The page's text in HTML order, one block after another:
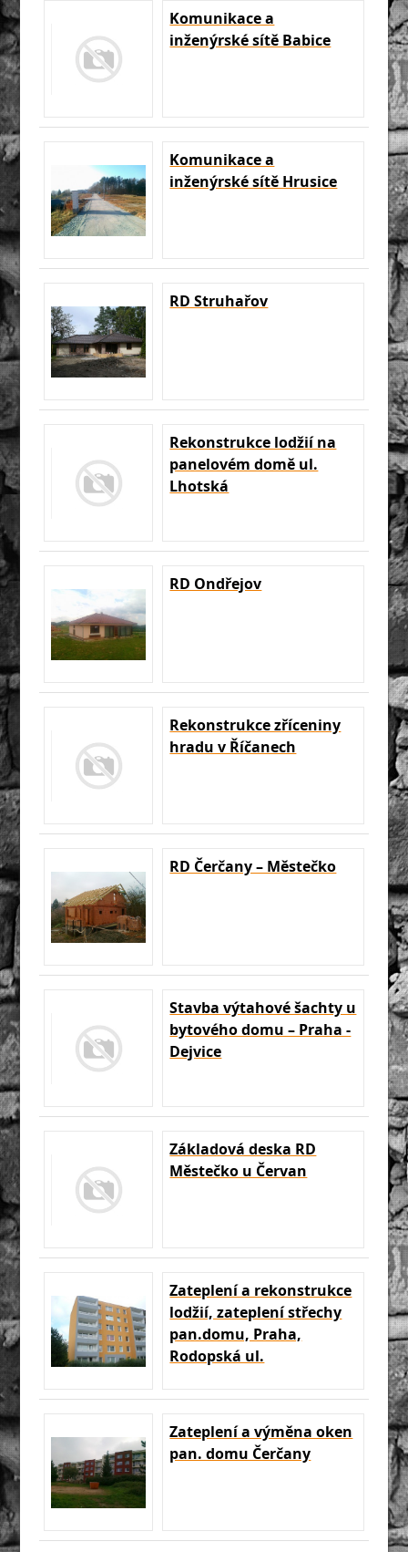
Komunikace a
inženýrské sítě Babice
Komunikace a
inženýrské sítě Hrusice
RD Struhařov
Rekonstrukce lodžií na
panelovém domě ul.
Lhotská
RD Ondřejov
Rekonstrukce zříceniny
hradu v Říčanech
RD Čerčany – Městečko
Stavba výtahové šachty u
bytového domu – Praha -
Dejvice
Základová deska RD
Městečko u Červan
Zateplení a rekonstrukce
lodžií, zateplení střechy
pan.domu, Praha,
Rodopská ul.
Zateplení a výměna oken
pan. domu Čerčany